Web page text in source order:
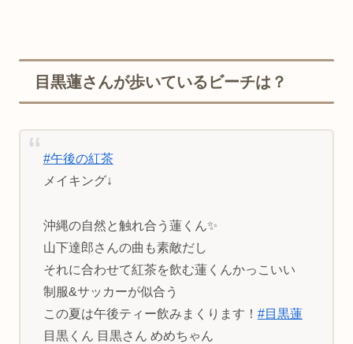
目黒蓮さんが歩いているビーチは？
#午後の紅茶
メイキング↓
沖縄の自然と触れ合う蓮くん✨
山下達郎さんの曲も素敵だし
それに合わせて紅茶を飲む蓮くんかっこいい
制服&サッカーが似合う
この夏は午後ティー飲みまくります！ #目黒蓮
目黒くん 目黒さん めめちゃん